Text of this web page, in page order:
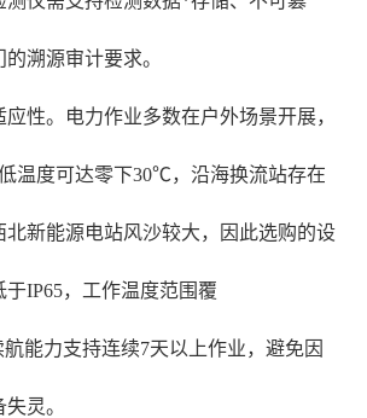
溯源审计要求。
性。电力作业多数在户外场景开展，
温度可达零下30℃，沿海换流站存在
北新能源电站风沙较大，因此选购的设
IP65，工作温度范围覆
能力支持连续7天以上作业，避免因
灵。